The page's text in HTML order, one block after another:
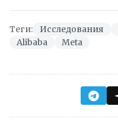
Теги: Исследования
Alibaba
Meta